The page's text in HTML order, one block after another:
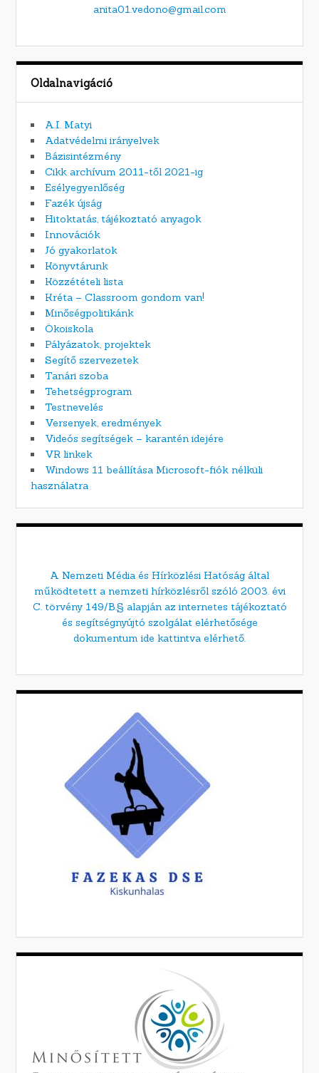
anita01.vedono@gmail.com
Oldalnavigáció
A.I. Matyi
Adatvédelmi irányelvek
Bázisintézmény
Cikk archívum 2011-től 2021-ig
Esélyegyenlőség
Fazék újság
Hitoktatás, tájékoztató anyagok
Innovációk
Jó gyakorlatok
Könyvtárunk
Közzétételi lista
Kréta – Classroom gondom van!
Minőségpolitikánk
Ökoiskola
Pályázatok, projektek
Segítő szervezetek
Tanári szoba
Tehetségprogram
Testnevelés
Versenyek, eredmények
Videós segítségek – karantén idejére
VR linkek
Windows 11 beállítása Microsoft-fiók nélküli
használatra
A Nemzeti Média és Hírközlési Hatóság által
működtetett a nemzeti hírközlésről szóló 2003. évi
C. törvény 149/B.§ alapján az internetes tájékoztató
és segítségnyújtó szolgálat elérhetősége
dokumentum ide kattintva elérhető.